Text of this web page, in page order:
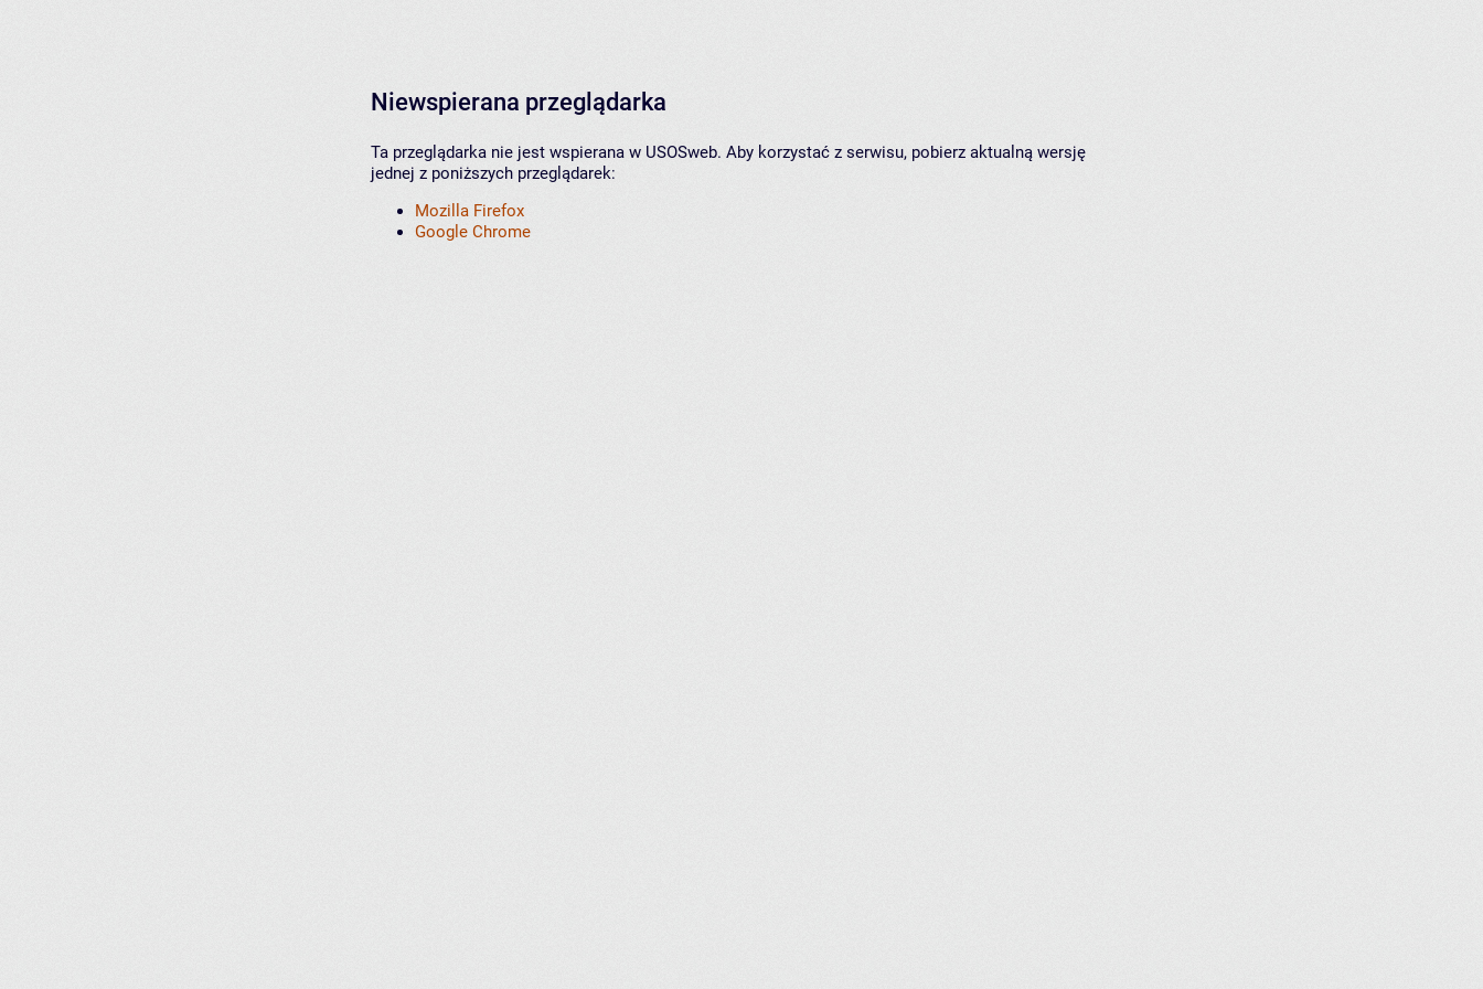
Niewspierana przeglądarka
Ta przeglądarka nie jest wspierana w USOSweb. Aby korzystać z serwisu, pobierz aktualną wersję
jednej z poniższych przeglądarek:
Mozilla Firefox
Google Chrome